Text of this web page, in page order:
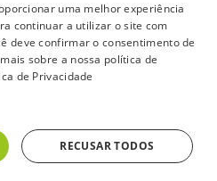
177.726
by
PORTUGUESE
ENGLISH
uma melhor experiência
continuar a utilizar o site com
deve confirmar o consentimento de
sobre a nossa política de
de Privacidade
RECUSAR TODOS